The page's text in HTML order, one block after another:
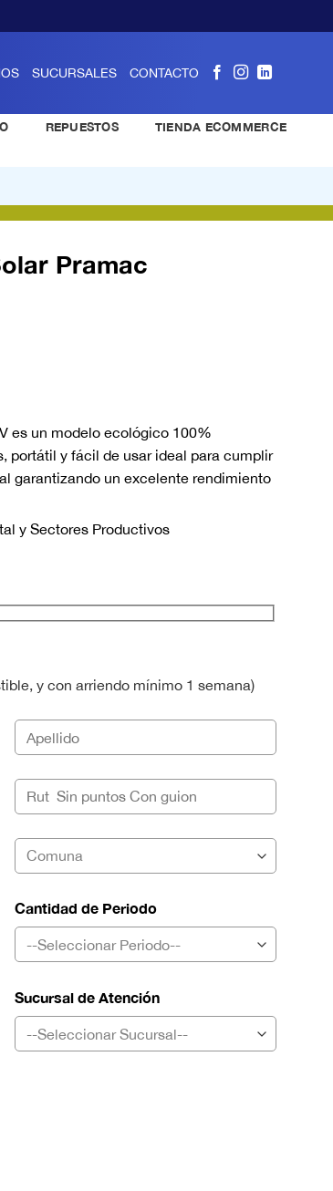
SUCURSALES CONTACTO
REPUESTOS
TIENDA ECOMMERCE
Pramac
es un modelo ecológico 100%
portátil y fácil de usar ideal para cumplir
garantizando un excelente rendimiento
y Sectores Productivos
y con arriendo mínimo 1 semana)
Cantidad de Periodo
Sucursal de Atención